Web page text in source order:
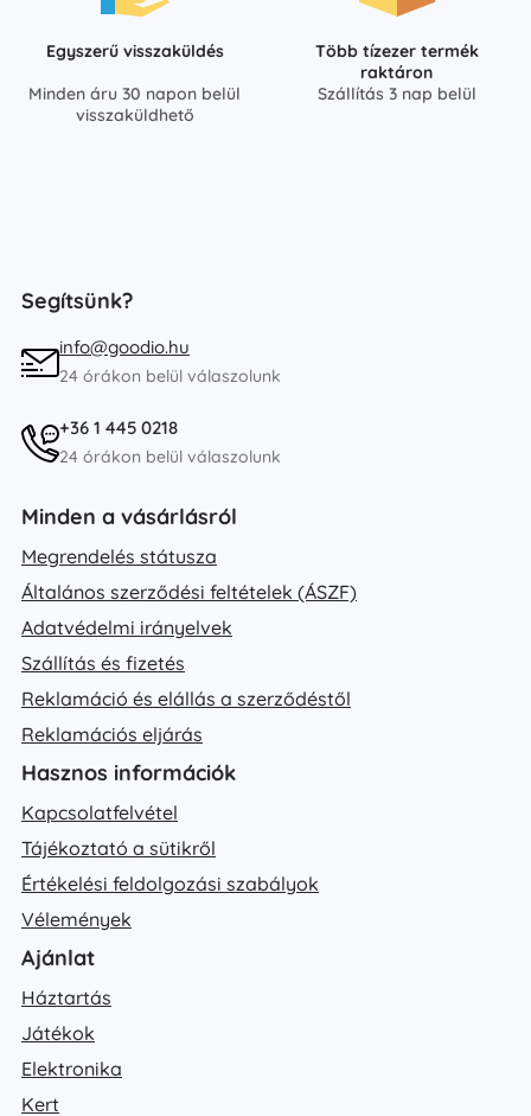
Egyszerű visszaküldés
Minden áru 30 napon belül
visszaküldhető
Több tízezer termék
raktáron
Szállítás 3 nap belül
Segítsünk?
info@goodio.hu
24 órákon belül válaszolunk
+36 1 445 0218
24 órákon belül válaszolunk
Minden a vásárlásról
Megrendelés státusza
Általános szerződési feltételek (ÁSZF)
Adatvédelmi irányelvek
Szállítás és fizetés
Reklamáció és elállás a szerződéstől
Reklamációs eljárás
Hasznos információk
Kapcsolatfelvétel
Tájékoztató a sütikről
Értékelési feldolgozási szabályok
Vélemények
Ajánlat
Háztartás
Játékok
Elektronika
Kert